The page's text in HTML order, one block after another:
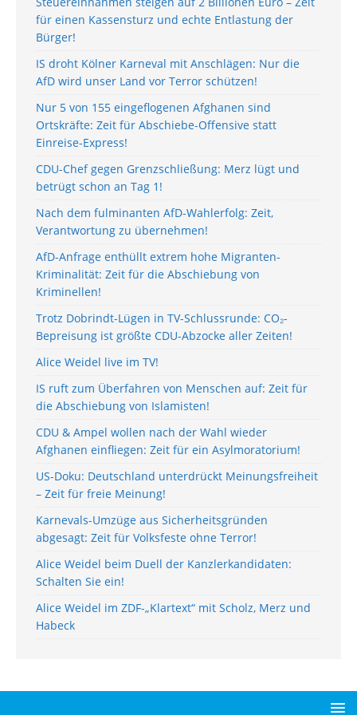
für einen Kassensturz und echte Entlastung der
Bürger!
IS droht Kölner Karneval mit Anschlägen: Nur die
AfD wird unser Land vor Terror schützen!
Nur 5 von 155 eingeflogenen Afghanen sind
Ortskräfte: Zeit für Abschiebe-Offensive statt
Einreise-Express!
CDU-Chef gegen Grenzschließung: Merz lügt und
betrügt schon an Tag 1!
Nach dem fulminanten AfD-Wahlerfolg: Zeit,
Verantwortung zu übernehmen!
AfD-Anfrage enthüllt extrem hohe Migranten-
Kriminalität: Zeit für die Abschiebung von
Kriminellen!
Trotz Dobrindt-Lügen in TV-Schlussrunde: CO₂-
Bepreisung ist größte CDU-Abzocke aller Zeiten!
Alice Weidel live im TV!
IS ruft zum Überfahren von Menschen auf: Zeit für
die Abschiebung von Islamisten!
CDU & Ampel wollen nach der Wahl wieder
Afghanen einfliegen: Zeit für ein Asylmoratorium!
US-Doku: Deutschland unterdrückt Meinungsfreiheit
– Zeit für freie Meinung!
Karnevals-Umzüge aus Sicherheitsgründen
abgesagt: Zeit für Volksfeste ohne Terror!
Alice Weidel beim Duell der Kanzlerkandidaten:
Schalten Sie ein!
Alice Weidel im ZDF-„Klartext“ mit Scholz, Merz und
Habeck